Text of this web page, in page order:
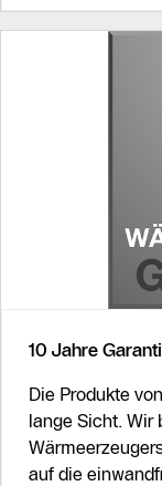
10 Jahre
Die Produkte
lange Sicht. Wir
auf die